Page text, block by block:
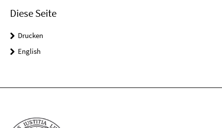
Diese Seite
Drucken
English